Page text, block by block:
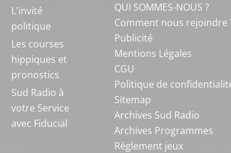
L'invité
politique
Les courses
hippiques et
pronostics
Sud Radio à
votre Service
avec Fiducial
QUI SOMMES-NOUS ?
Comment nous rejoindre
Publicité
Mentions Légales
CGU
Politique de
Sitemap
Archives Sud Radio
Archives Programmes
Règlement jeux